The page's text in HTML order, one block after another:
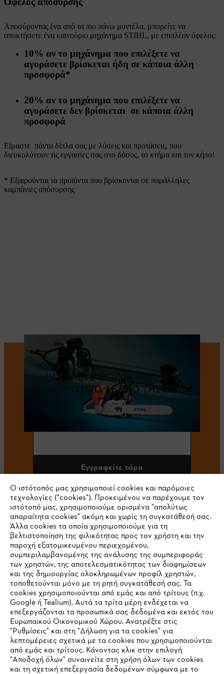
Αποσύροντας ένα από τα πιο πάνω μοντέλα, μπορείτε να
αποκτήσετε ένα καινούριο μηχάνημα STIHL, με επιπλέον όφελος:
10% αν το μηχάνημα που επιλέξετε να
αγοράσετε βρίσκεται ήδη σε κάποια άλλη
προσφορά*
20% αν το μηχάνημα που επιλέξετε να
αγοράσετε δεν βρίσκεται σε κάποια άλλη
προσφορά
Είμαστε πάντα δίπλα σας με λύσεις και προτάσεις, που
διευκολύνουν τις εργασίες σας στο δάσος, το κτήμα και τον κήπο!
* Εξαιρούνται τα προϊόντα που βρίσκονται σε παράλληλες
καμπάνιες απόσυρσης
ΜΗ ΧΑΝΕΤΕ ΤΙΠΟΤΑ ΠΙΑ ΜΕ ΤΟ
ΕΝΗΜΕΡΩΤΙΚΟ ΔΕΛΤΙΟ ΤΗΣ STIHL.
Διεύθυνση email
Εγγραφείτε τώρα
#STIHL
Εταιρεία
STIHL Συχνές ερωτήσεις
Ο ιστότοπός μας χρησιμοποιεί cookies και παρόμοιες
τεχνολογίες ("cookies"). Προκειμένου να παρέχουμε τον
ιστότοπό μας, χρησιμοποιούμε ορισμένα "απολύτως
απαραίτητα cookies" ακόμη και χωρίς τη συγκατάθεσή σας.
Άλλα cookies τα οποία χρησιμοποιούμε για τη
βελτιστοποίηση της φιλικότητας προς τον χρήστη και την
παροχή εξατομικευμένου περιεχομένου,
συμπεριλαμβανομένης της ανάλυσης της συμπεριφοράς
των χρηστών, της αποτελεσματικότητας των διαφημίσεων
και της δημιουργίας ολοκληρωμένων προφίλ χρηστών,
τοποθετούνται μόνο με τη ρητή συγκατάθεσή σας. Τα
cookies χρησιμοποιούνται από εμάς και από τρίτους (π.χ.
Google ή Tealium). Αυτά τα τρίτα μέρη ενδέχεται να
επεξεργάζονται τα προσωπικά σας δεδομένα και εκτός του
Ευρωπαϊκού Οικονομικού Χώρου. Ανατρέξτε στις
"Ρυθμίσεις" και στη "Δήλωση για τα cookies" για
λεπτομέρειες σχετικά με τα cookies που χρησιμοποιούνται
από εμάς και τρίτους. Κάνοντας κλικ στην επιλογή
"Αποδοχή όλων" συναινείτε στη χρήση όλων των cookies
και τη σχετική επεξεργασία δεδομένων σύμφωνα με το